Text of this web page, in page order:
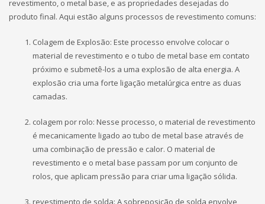
revestimento, o metal base, e as propriedades desejadas do
produto final. Aqui estão alguns processos de revestimento comuns:
Colagem de Explosão: Este processo envolve colocar o
material de revestimento e o tubo de metal base em contato
próximo e submetê-los a uma explosão de alta energia. A
explosão cria uma forte ligação metalúrgica entre as duas
camadas.
colagem por rolo: Nesse processo, o material de revestimento
é mecanicamente ligado ao tubo de metal base através de
uma combinação de pressão e calor. O material de
revestimento e o metal base passam por um conjunto de
rolos, que aplicam pressão para criar uma ligação sólida.
revestimento de solda: A sobreposição de solda envolve